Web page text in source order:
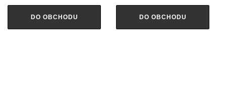
DO OBCHODU DO OBCHODU